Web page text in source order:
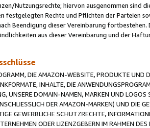
Nutzungsrechte; hiervon ausgenommen sind
festgelegten Rechte und Pflichten der Parteien
Beendigung dieser Vereinbarung
aus dieser Vereinbarung und der
DIE AMAZON-WEBSITE, PRODUKTE UND
INHALTE, DIE
UNSERE DOMAIN-NAMEN, MARKEN UND
DER AMAZON-MARKEN) UND DIE
GEWERBLICHE SCHUTZRECHTE,
ODER LIZENZGEBERN IM RAHMEN